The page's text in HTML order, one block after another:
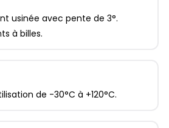
usinée avec pente de 3°.
à billes.
de -30°C à +120°C.